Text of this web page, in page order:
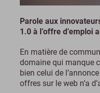
Parole aux
1.0 à l’offre d’emploi
En matière de
domaine qui manque
bien celui de
offres sur le web n’a